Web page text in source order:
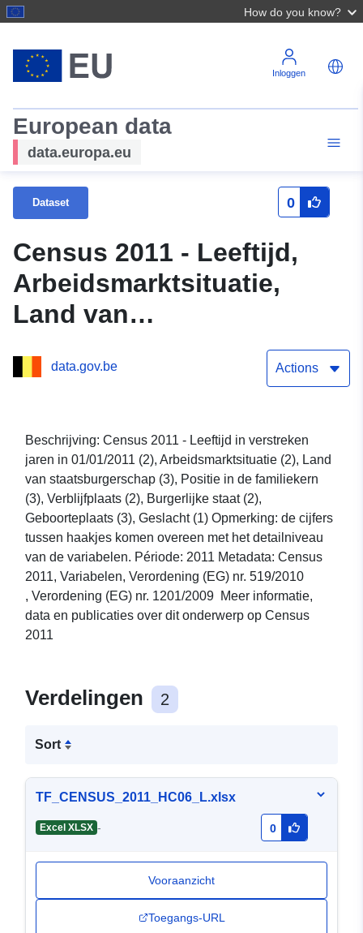
How do you know?
Inloggen
European data
data.europa.eu
Dataset 0
Census 2011 - Leeftijd,
Arbeidsmarktsituatie,
Land van
staatsburgerschap, Positie
in de familiekern,
staat, Geboorteplaats,
Geslacht
data.gov.be Actions
Beschrijving: Census 2011 - Leeftijd in verstreken
jaren in 01/01/2011 (2), Arbeidsmarktsituatie (2), Land
van staatsburgerschap (3), Positie in de familiekern
(3), Verblijfplaats (2), Burgerlijke staat (2),
Geboorteplaats (3), Geslacht (1) Opmerking: de cijfers
tussen haakjes komen overeen met het detailniveau
van de variabelen. Période: 2011 Metadata: Census
2011, Variabelen, Verordening (EG) nr. 519/2010
, Verordening (EG) nr. 1201/2009 Meer informatie,
data en publicaties over dit onderwerp op Census
2011
Verdelingen 2
Sort
TF_CENSUS_2011_HC06_L.xlsx
Excel XLSX - 0
Vooraanzicht
Toegangs-URL